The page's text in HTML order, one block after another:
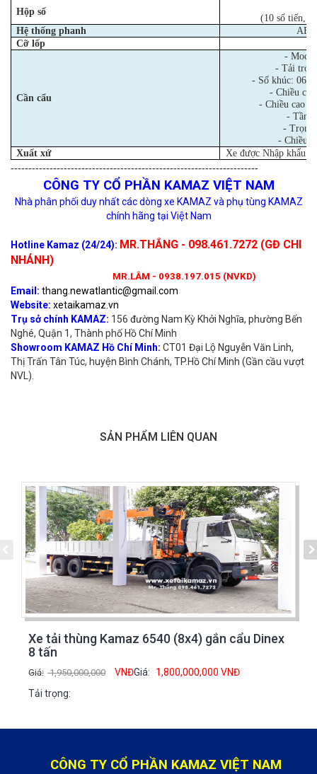
Hộp số
(10 số tiến, 2
Hệ thống phanh
ABS
Cỡ lốp
Cần cẩu
-
- Tải
- Số khúc: 06,
- Chiều
- Chiều cao
- Tầm
- Trọng
- Chiều
Xuất xứ
Xe được Nhập khẩu
----------------------------------------------------------------------
CÔNG TY CỔ PHẦN KAMAZ VIỆT NAM
Nhà phân phối duy nhất các dòng xe KAMAZ và phụ tùng KAMAZ
chính hãng tại Việt Nam
Hotline Kamaz (24/24): MR.THẮNG - 098.461.7272 (GĐ CHI
NHÁNH)
MR.LÂM - 0938.197.015 (NVKD)
Email: thang.newatlantic@gmail.com
Website: xetaikamaz.vn
Trụ sở chính KAMAZ: 156 đường Nam Kỳ Khởi Nghĩa, phường Bến
Nghé, Quận 1, Thành phố Hồ Chí Minh
Showroom KAMAZ Hồ Chí Minh: CT01 Đại Lộ Nguyễn Văn Linh,
Thị Trấn Tân Túc, huyện Bình Chánh, TP.Hồ Chí Minh (Gần cầu vượt
NVL).
SẢN PHẨM LIÊN QUAN
Xe tải thùng Kamaz 6540 (8x4) gắn cẩu Dinex
8 tấn
Giá: 1,950,000,000 VNĐGiá: 1,800,000,000 VNĐ
Tải trọng:
CÔNG TY CỔ PHẦN KAMAZ VIỆT NAM